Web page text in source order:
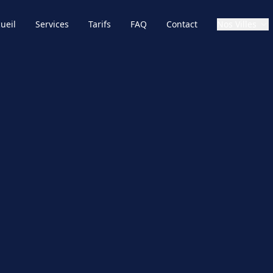
Services Tarifs FAQ Contact